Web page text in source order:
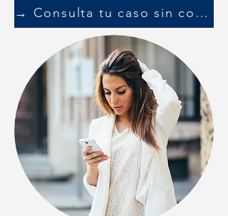
→ Consulta tu caso sin compromiso